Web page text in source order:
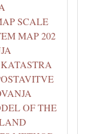
SCALE
MAP 202
OF THE